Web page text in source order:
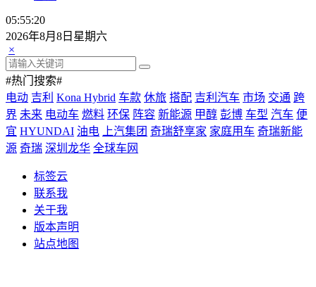
05:55:21
2026年8月8日星期六
×
#热门搜索#
电动 吉利 Kona Hybrid 车款 休旅 搭配 吉利汽车 市场 交通 跨
界 未来 电动车 燃料 环保 阵容 新能源 甲醇 彭博 车型 汽车 便
宜 HYUNDAI 油电 上汽集团 奇瑞舒享家 家庭用车 奇瑞新能
源 奇瑞 深圳龙华 全球车网
标签云
联系我
关于我
版本声明
站点地图